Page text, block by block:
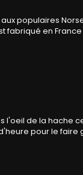
populaires
fabriqué en
de la hache
pour le faire